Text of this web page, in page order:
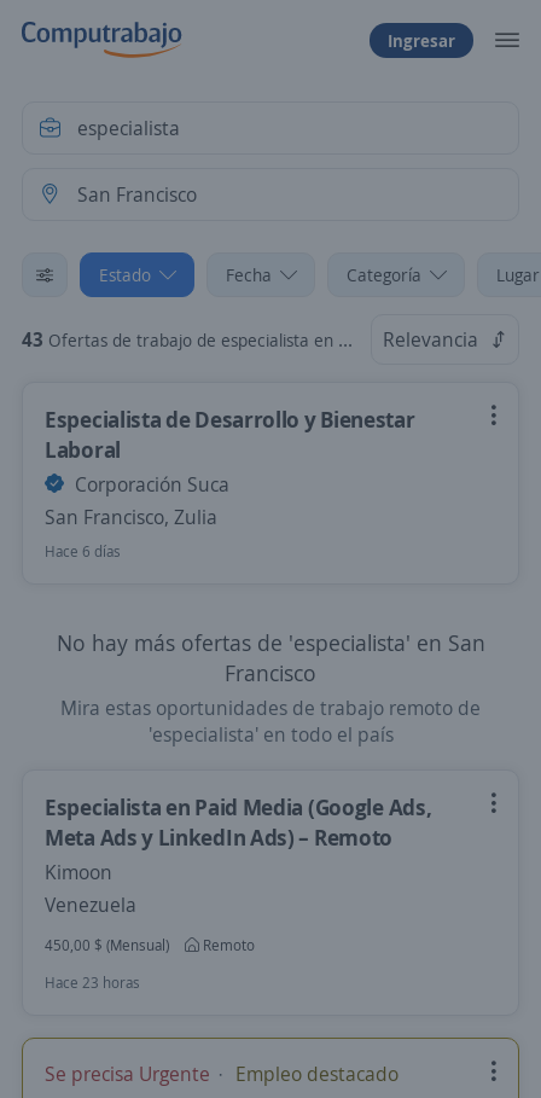
Ingresar
Estado Fecha Categoría
43 Ofertas de trabajo de especialista en San Francisco, Zulia Relevancia
Especialista de Desarrollo y Bienestar
Laboral
Corporación Suca
San Francisco, Zulia
Hace 6 días
No hay más ofertas de 'especialista' en San
Francisco
Mira estas oportunidades de trabajo remoto de
'especialista' en todo el país
Especialista en Paid Media (Google Ads,
Meta Ads y LinkedIn Ads) – Remoto
Kimoon
Venezuela
450,00 $ (Mensual)
Remoto
Hace 23 horas
Se precisa Urgente Empleo destacado